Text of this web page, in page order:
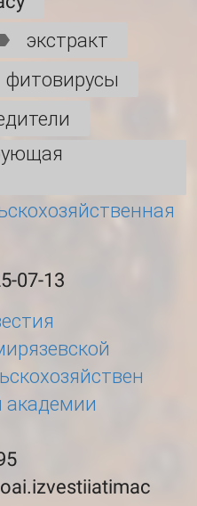
экстракт
фитовирусы
07-13
академии